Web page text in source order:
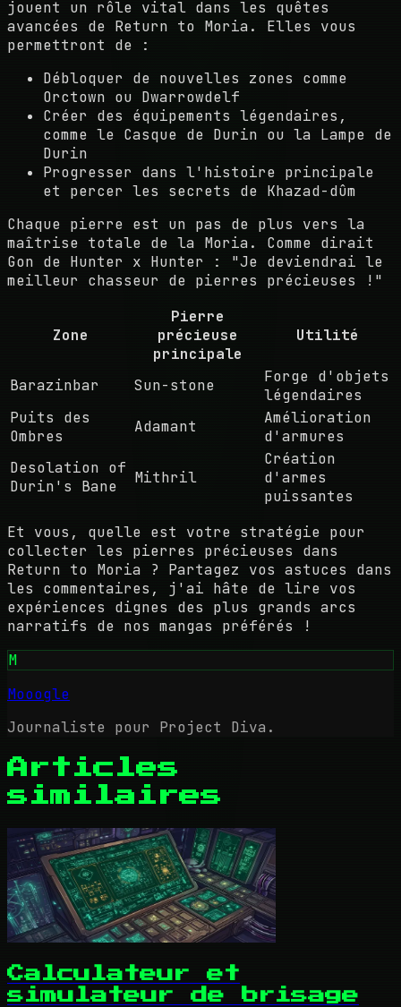
jouent un rôle vital dans les quêtes
avancées de Return to Moria. Elles vous
permettront de :
Débloquer de nouvelles zones comme
Orctown ou Dwarrowdelf
Créer des équipements légendaires,
comme le Casque de Durin ou la Lampe de
Durin
Progresser dans l'histoire principale
et percer les secrets de Khazad-dûm
Chaque pierre est un pas de plus vers la
maîtrise totale de la Moria. Comme dirait
Gon de Hunter x Hunter : "Je deviendrai le
meilleur chasseur de pierres précieuses !"
Zone
Pierre
précieuse
principale
Utilité
Barazinbar Sun-stone
Forge d'objets
légendaires
Puits des
Ombres
Adamant
Amélioration
d'armures
Desolation of
Durin's Bane
Mithril
Création
d'armes
puissantes
Et vous, quelle est votre stratégie pour
collecter les pierres précieuses dans
Return to Moria ? Partagez vos astuces dans
les commentaires, j'ai hâte de lire vos
expériences dignes des plus grands arcs
narratifs de nos mangas préférés !
M
Mooogle
Journaliste pour Project Diva.
Articles
similaires
Calculateur et
simulateur de brisage